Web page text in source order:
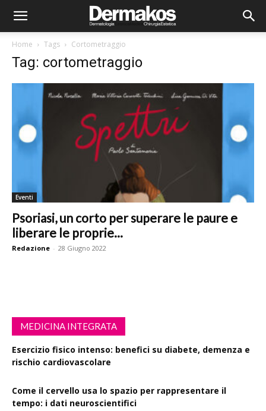
Home Tags Cortometraggio
Tag: cortometraggio
Eventi
Psoriasi, un corto per superare le paure e
liberare le proprie...
Redazione - 28 Giugno 2022
MEDICINA INTEGRATA
Esercizio fisico intenso: benefici su diabete, demenza e
rischio cardiovascolare
Come il cervello usa lo spazio per rappresentare il
tempo: i dati neuroscientifici